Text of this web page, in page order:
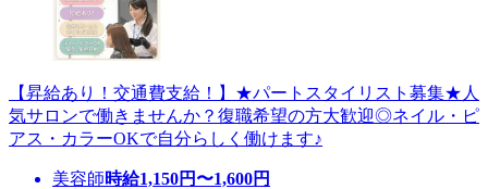
【昇給あり！交通費支給！】★パートスタイリスト募集★人
気サロンで働きませんか？復職希望の方大歓迎◎ネイル・ピ
アス・カラーOKで自分らしく働けます♪
美容師時給1,150円〜1,600円